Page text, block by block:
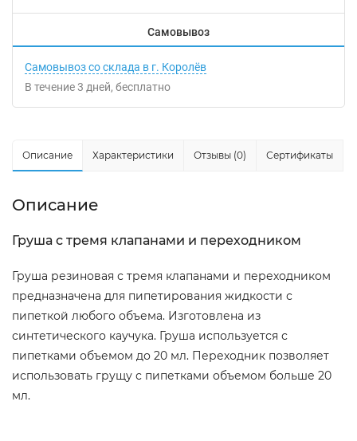
Самовывоз
Самовывоз со склада в г. Королёв
В течение3 дней Бесплатно
Описание Характеристики Отзывы (0) Сертификаты
Описание
Груша с тремя клапанами и переходником
Груша резиновая с тремя клапанами и переходником
предназначена для пипетирования жидкости с
пипеткой любого объема. Изготовлена из
синтетического каучука. Груша используется с
пипетками объемом до 20 мл. Переходник позволяет
использовать грущу с пипетками объемом больше 20
мл.